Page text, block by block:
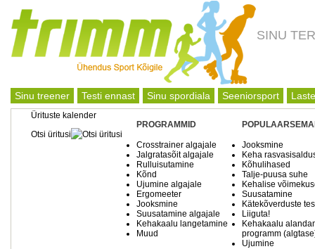
SINU
Sinu treener Testi ennast Sinu spordiala Seeniorsport
Ürituste kalender
Otsi üritusi
PROGRAMMID
Crosstrainer algajale
Jalgratasõit algajale
Rulluisutamine
Kõnd
Ujumine algajale
Ergomeeter
Jooksmine
Suusatamine algajale
Kehakaalu langetamine
Muud
Jooksmine
Keha
Kõhulihased
Talje-puusa suhe
Kehalise
Suusatamine
Kätekõverduste
Liiguta!
Kehakaalu
programm
Ujumine